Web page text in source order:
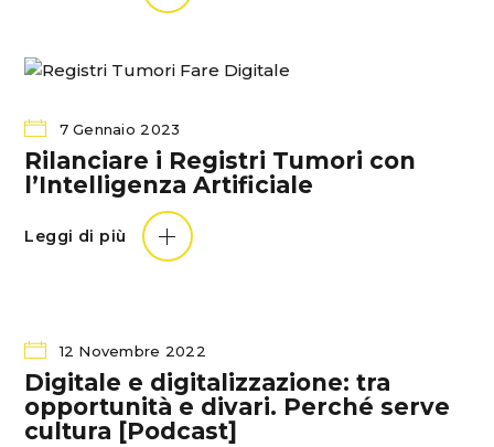
7 Gennaio 2023
Rilanciare i Registri Tumori con
l’Intelligenza Artificiale
Leggi di più
12 Novembre 2022
Digitale e digitalizzazione: tra
opportunità e divari. Perché serve
cultura [Podcast]